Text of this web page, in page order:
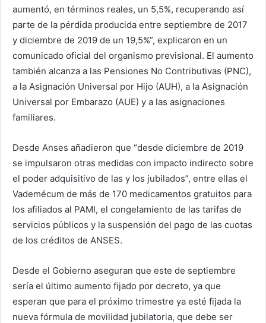
aumentó, en términos reales, un 5,5%, recuperando así
parte de la pérdida producida entre septiembre de 2017
y diciembre de 2019 de un 19,5%”, explicaron en un
comunicado oficial del organismo previsional. El aumento
también alcanza a las Pensiones No Contributivas (PNC),
a la Asignación Universal por Hijo (AUH), a la Asignación
Universal por Embarazo (AUE) y a las asignaciones
familiares.
Desde Anses añadieron que “desde diciembre de 2019
se impulsaron otras medidas con impacto indirecto sobre
el poder adquisitivo de las y los jubilados”, entre ellas el
Vademécum de más de 170 medicamentos gratuitos para
los afiliados al PAMI, el congelamiento de las tarifas de
servicios públicos y la suspensión del pago de las cuotas
de los créditos de ANSES.
Desde el Gobierno aseguran que este de septiembre
sería el último aumento fijado por decreto, ya que
esperan que para el próximo trimestre ya esté fijada la
nueva fórmula de movilidad jubilatoria, que debe ser